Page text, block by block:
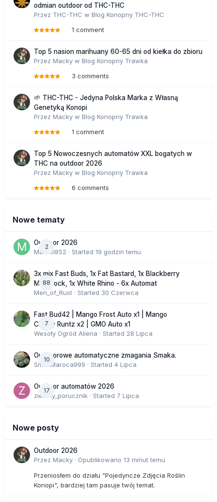
odmian outdoor od THC-THC
Przez THC-THC w Blog Konopny THC-THC
1 comment
Top 5 nasion marihuany 60-65 dni od kiełka do zbioru
Przez Macky w Blog Konopny Trawka
3 comments
🌱 THC-THC - Jedyna Polska Marka z Własną
Genetyką Konopi
Przez Macky w Blog Konopny Trawka
1 comment
Top 5 Nowoczesnych automatów XXL bogatych w
THC na outdoor 2026
Przez Macky w Blog Konopny Trawka
6 comments
Nowe tematy
2
Outdoor 2026
Marcel852 · Started 19 godzin temu
88
3x mix Fast Buds, 1x Fat Bastard, 1x Blackberry
Moonrock, 1x White Rhino - 6x Automat
Men_of_Rust · Started 30 Czerwca
7
Fast Bud42 | Mango Frost Auto x1 | Mango
Cherry Runtz x2 | GMO Auto x1
Wesoły Ogród Aliena · Started 28 Lipca
10
Outdoorowe automatyczne zmagania Smaka.
SmakMaroca999 · Started 4 Lipca
17
Outdoor automatów 2026
zielony_porucznik · Started 7 Lipca
Nowe posty
Outdoor 2026
Przez Macky · Opublikowano 13 minut temu
Przeniosłem do działu "Pojedyncze Zdjęcia Roślin
Konopi", bardziej tam pasuje twój temat.